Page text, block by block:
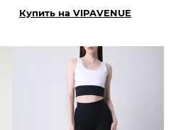
Купить на VIPAVENUE